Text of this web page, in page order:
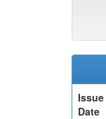
Issue
Date